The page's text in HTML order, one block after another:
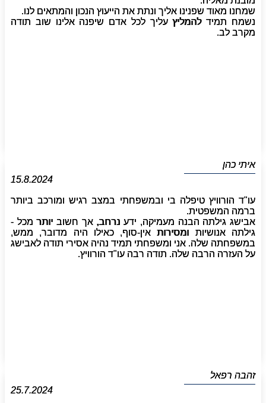
שמחנו מאוד שפנינו אליך ונתת את הייעוץ הנכון והמתאים לנו.
נשמח תמיד להמליץ עליך לכל אדם שיפנה אלינו שוב תודה
מקרב לב.
עו"ד הורוויץ טיפלה בי ובמשפחתי במצב רגיש ומורכב ביותר
ברמה המשפטית.
אבישג גילתה הבנה מעמיקה, ידע נרחב, אך חשוב יותר מכל -
גילתה אנושיות ומסירות אין-סוף, כאילו היה מדובר, ממש,
במשפחתה שלה. אני ומשפחתי תמיד נהיה אסירי תודה לאבישג
על העזרה הרבה שלה. תודה רבה עו"ד הורוויץ.
איתי כהן
15.8.2024
זהבה רפאל
25.7.2024